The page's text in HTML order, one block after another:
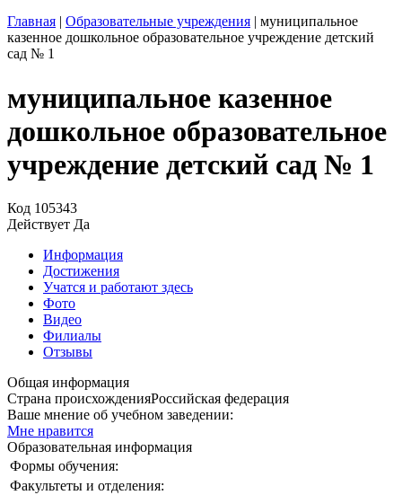
Главная | Образовательные учреждения | муниципальное
казенное дошкольное образовательное учреждение детский
сад № 1
муниципальное казенное
дошкольное образовательное
учреждение детский сад № 1
Код 105343
Действует Да
Информация
Достижения
Учатся и работают здесь
Фото
Видео
Филиалы
Отзывы
Общая информация
Страна происхожденияРоссийская федерация
Ваше мнение об учебном заведении:
Мне нравится
Образовательная информация
Формы обучения:
Факультеты и отделения: